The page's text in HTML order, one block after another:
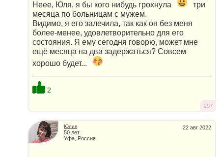
Неее, Юля, я бы кого нибудь грохнула
три
месяца по больницам с мужем.
Видимо, я его залечила, так как он без меня
более-менее, удовлетворительно для его
состояния. Я ему сегодня говорю, может мне
ещё месяца на два задержаться? Совсем
хорошо будет...
2
297
22 авг 2022
Юлия
50 лет
Уфа, Россия